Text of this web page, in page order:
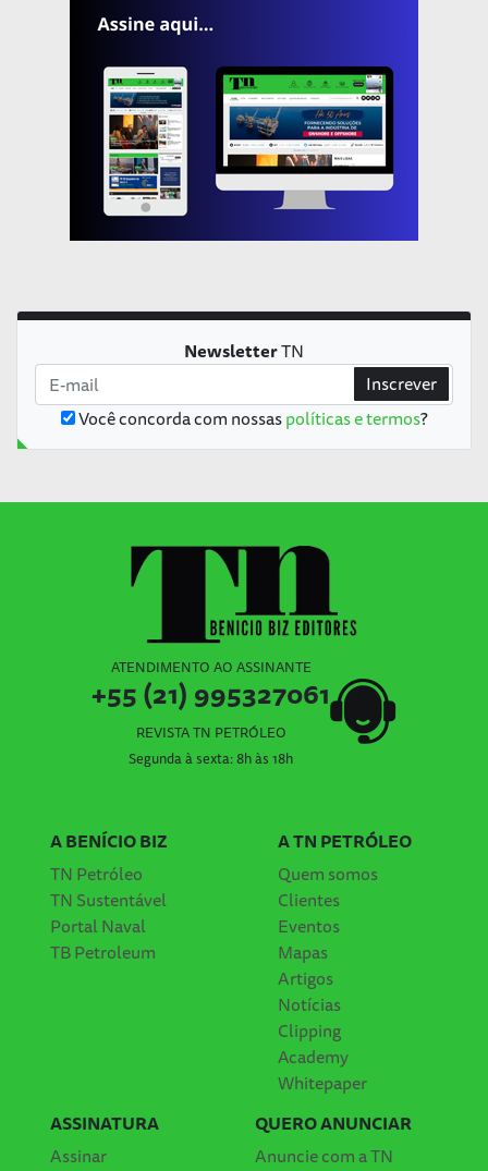
NewsletterTN
Você concorda com nossaspolíticas e termos?
Inscrever
ATENDIMENTO AO ASSINANTE
+55 (21) 995327061
REVISTA TN PETRÓLEO
Segunda à sexta: 8h às 18h
A BENÍCIO BIZ
TN Petróleo
TN Sustentável
Portal Naval
TB Petroleum
A TN PETRÓLEO
Quem somos
Clientes
Eventos
Mapas
Artigos
Notícias
Clipping
Academy
Whitepaper
ASSINATURA
Assinar
QUERO ANUNCIAR
Anuncie com a TN